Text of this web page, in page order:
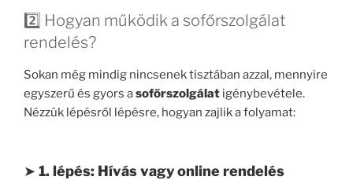
2️⃣ Hogyan működik a sofőrszolgálat
rendelés?
Sokan még mindig nincsenek tisztában azzal, mennyire
egyszerű és gyors asofőrszolgálat igénybevétele.
Nézzük lépésről lépésre, hogyan zajlik a folyamat:
➤ 1. lépés: Hívás vagy online rendelés